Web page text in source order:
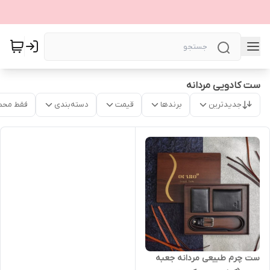
ست کادویی مردانه
جدیدترین برندها قیمت دسته‌بندی فقط
ست چرم طبیعی مردانه جعبه